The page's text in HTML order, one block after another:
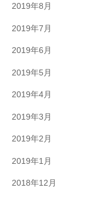
2019年8月
2019年7月
2019年6月
2019年5月
2019年4月
2019年3月
2019年2月
2019年1月
2018年12月